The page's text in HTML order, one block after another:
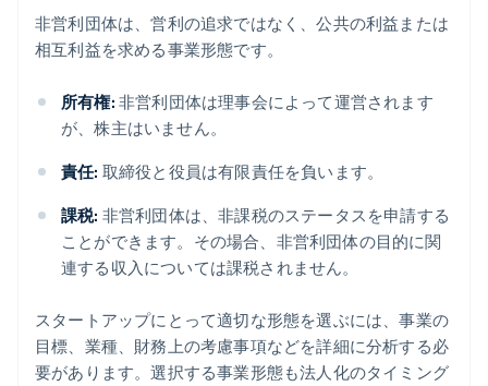
非営利団体は、営利の追求ではなく、公共の利益または
相互利益を求める事業形態です。
所有権: 非営利団体は理事会によって運営されます
が、株主はいません。
責任: 取締役と役員は有限責任を負います。
課税: 非営利団体は、非課税のステータスを申請する
ことができます。その場合、非営利団体の目的に関
連する収入については課税されません。
スタートアップにとって適切な形態を選ぶには、事業の
目標、業種、財務上の考慮事項などを詳細に分析する必
要があります。選択する事業形態も法人化のタイミング